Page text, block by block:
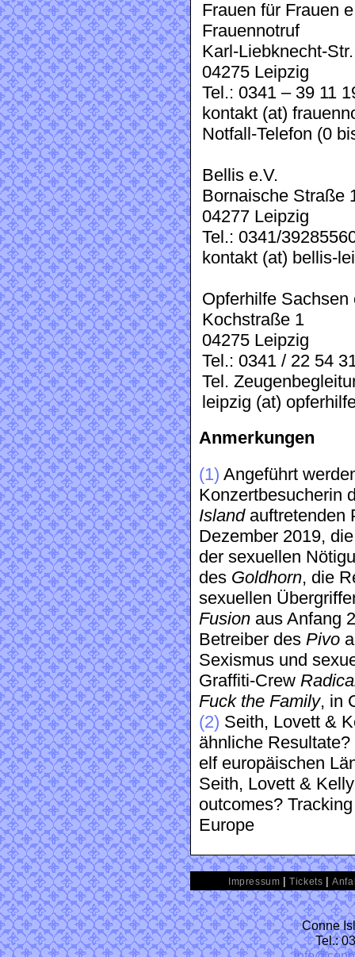
Frauen für Frauen
Frauennotruf
Karl-Liebknecht-
04275 Leipzig
Tel.: 0341 – 39 11
kontakt (at)
Notfall-Telefon (0
Bellis e.V.
Bornaische Straße
04277 Leipzig
Tel.: 0341/
kontakt (at) bellis-
Opferhilfe Sachsen
Kochstraße 1
04275 Leipzig
Tel.: 0341 / 22 54
Tel.
leipzig (at)
Anmerkungen
(1) Angeführt
Konzertbesucherin
Islandauftretenden
Dezember 2019,
der sexuellen
des Goldhorn, die
sexuellen
Fusion aus Anfang
Betreiber des Pivo
Sexismus und
Graffiti-Crew
Fuck the Family, in
(2) Seith, Lovett &
ähnliche
elf europäischen
Seith, Lovett &
outcomes?
Europe
Impressum |Tickets |
Conne
Tel.: